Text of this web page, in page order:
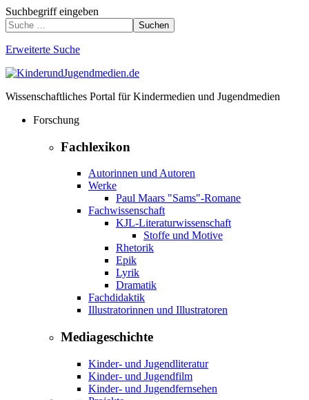
Suchbegriff eingeben
Suchen
Erweiterte Suche
Wissenschaftliches Portal für Kindermedien und Jugendmedien
Forschung
Fachlexikon
Autorinnen und Autoren
Werke
Paul Maars "Sams"-Romane
Fachwissenschaft
KJL-Literaturwissenschaft
Stoffe und Motive
Rhetorik
Epik
Lyrik
Dramatik
Fachdidaktik
Illustratorinnen und Illustratoren
Mediageschichte
Kinder- und Jugendliteratur
Kinder- und Jugendfilm
Kinder- und Jugendfernsehen